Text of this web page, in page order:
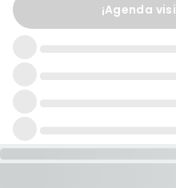
¡Agenda